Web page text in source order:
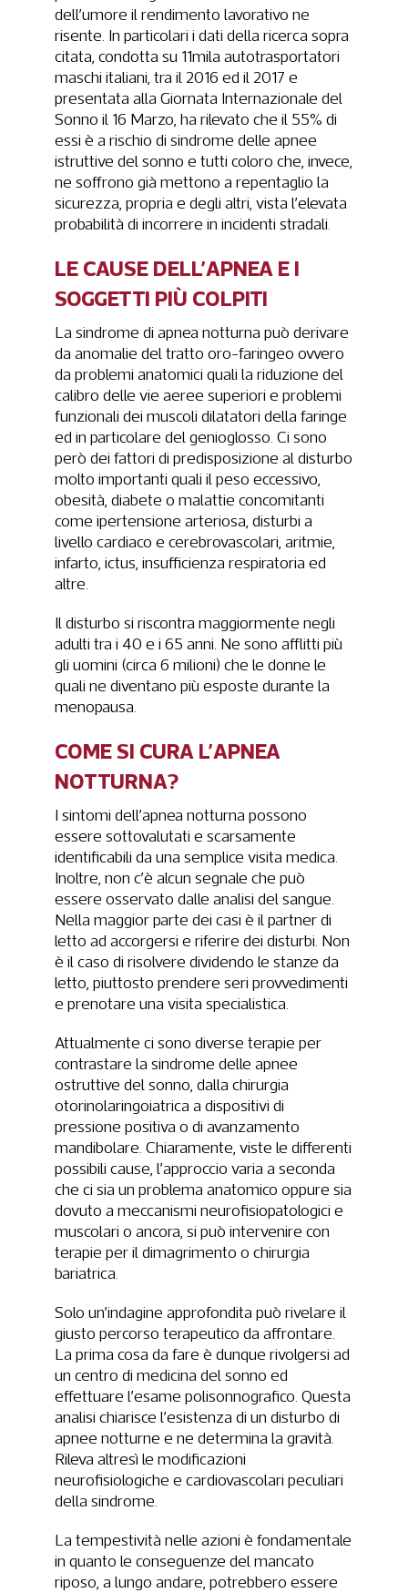
dell’umore il rendimento lavorativo ne
risente. In particolari i dati della ricerca sopra
citata, condotta su 11mila autotrasportatori
maschi italiani, tra il 2016 ed il 2017 e
presentata alla Giornata Internazionale del
Sonno il 16 Marzo, ha rilevato che il 55% di
essi è a rischio di sindrome delle apnee
istruttive del sonno e tutti coloro che, invece,
ne soffrono già mettono a repentaglio la
sicurezza, propria e degli altri, vista l’elevata
probabilità di incorrere in incidenti stradali.
LE CAUSE DELL’APNEA E I
SOGGETTI PIÙ COLPITI
La sindrome di apnea notturna può derivare
da anomalie del tratto oro-faringeo ovvero
da problemi anatomici quali la riduzione del
calibro delle vie aeree superiori e problemi
funzionali dei muscoli dilatatori della faringe
ed in particolare del genioglosso. Ci sono
però dei fattori di predisposizione al disturbo
molto importanti quali il peso eccessivo,
obesità, diabete o malattie concomitanti
come ipertensione arteriosa, disturbi a
livello cardiaco e cerebrovascolari, aritmie,
infarto, ictus, insufficienza respiratoria ed
altre.
Il disturbo si riscontra maggiormente negli
adulti tra i 40 e i 65 anni. Ne sono afflitti più
gli uomini (circa 6 milioni) che le donne le
quali ne diventano più esposte durante la
menopausa.
COME SI CURA L’APNEA
NOTTURNA?
I sintomi dell’apnea notturna possono
essere sottovalutati e scarsamente
identificabili da una semplice visita medica.
Inoltre, non c’è alcun segnale che può
essere osservato dalle analisi del sangue.
Nella maggior parte dei casi è il partner di
letto ad accorgersi e riferire dei disturbi. Non
è il caso di risolvere dividendo le stanze da
letto, piuttosto prendere seri provvedimenti
e prenotare una visita specialistica.
Attualmente ci sono diverse terapie per
contrastare la sindrome delle apnee
ostruttive del sonno, dalla chirurgia
otorinolaringoiatrica a dispositivi di
pressione positiva o di avanzamento
mandibolare. Chiaramente, viste le differenti
possibili cause, l’approccio varia a seconda
che ci sia un problema anatomico oppure sia
dovuto a meccanismi neurofisiopatologici e
muscolari o ancora, si può intervenire con
terapie per il dimagrimento o chirurgia
bariatrica.
Solo un’indagine approfondita può rivelare il
giusto percorso terapeutico da affrontare.
La prima cosa da fare è dunque rivolgersi ad
un centro di medicina del sonno ed
effettuare l’esame polisonnografico. Questa
analisi chiarisce l’esistenza di un disturbo di
apnee notturne e ne determina la gravità.
Rileva altresì le modificazioni
neurofisiologiche e cardiovascolari peculiari
della sindrome.
La tempestività nelle azioni è fondamentale
in quanto le conseguenze del mancato
riposo, a lungo andare, potrebbero essere